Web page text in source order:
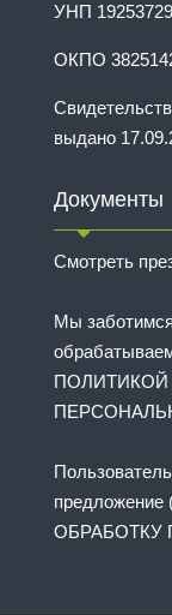
УНП
ОКПО
выдано
Документы
Смотреть
Мы
ОБРАБОТКУ